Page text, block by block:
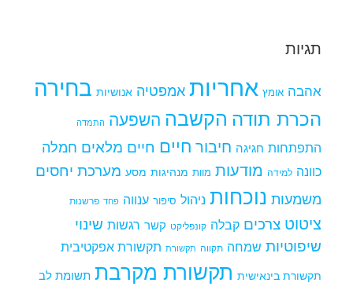
תגיות
אהבה אומץ אחריות אמפטיה אנושיות בחירה
הכרת תודה הקשבה השפעה התמדה
התפתחות חגיגה חיבור חיים חיים מלאים חמלה
כוונה למידה מודעות מוות מנהיגות מסע מערכת יחסים
משמעות נוכחות ניהול סיפור ענווה פחד פרשנות
ציטוט צרכים קבלה קונפליקט קשר רגשות שינוי
שיפוטיות שמחה תקווה תקשורת תקשורת אפקטיבית
תקשורת בינאישית תקשורת מקרבת תשומת לב